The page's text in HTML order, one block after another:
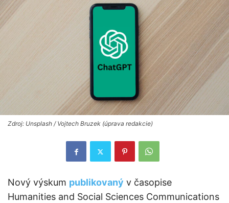
Zdroj: Unsplash / Vojtech Bruzek (úprava redakcie)
Nový výskum publikovaný v časopise
Humanities and Social Sciences Communications